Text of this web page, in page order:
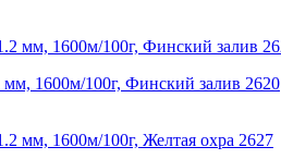
1600м/100г, Финский залив 2620